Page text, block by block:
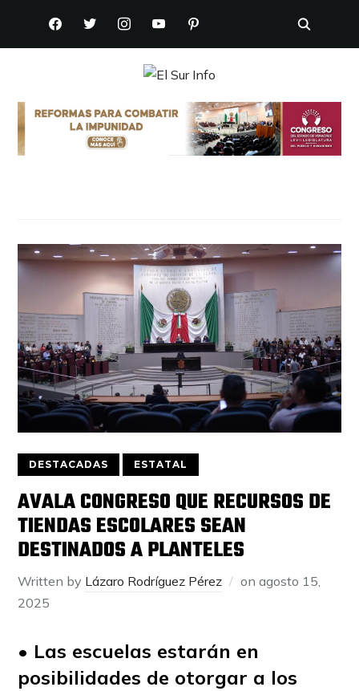
FACEBOOKTWITTERINSTAGRAMYOUTUBEPINTEREST
DESTACADAS ESTATAL
AVALA CONGRESO QUE RECURSOS DE
TIENDAS ESCOLARES SEAN
DESTINADOS A PLANTELES
Written by Lázaro Rodríguez Pérez onagosto 15,
2025
• Las escuelas estarán en
posibilidades de otorgar a los